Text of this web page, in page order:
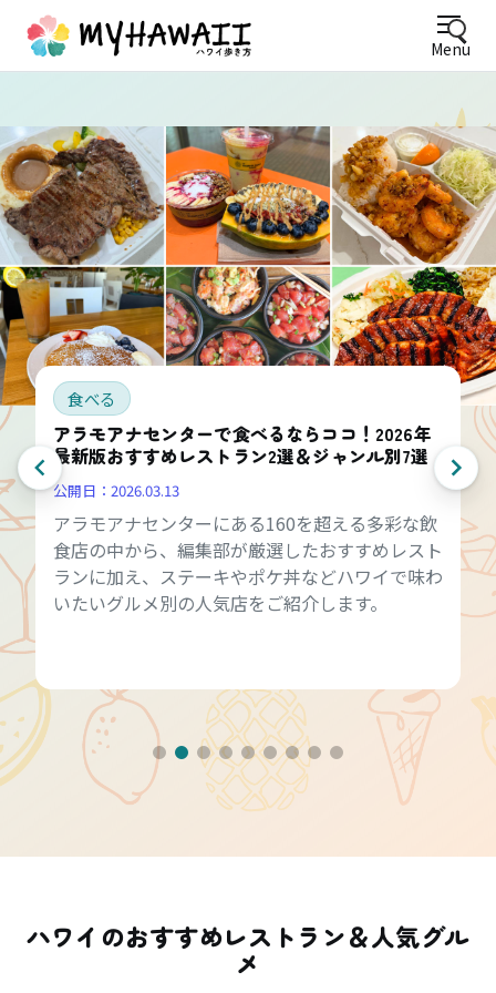
Menu
食べる
アラモアナセンターで食べるならココ！2026年
最新版おすすめレストラン2選＆ジャンル別7選
公開日： 2026.03.13
アラモアナセンターにある160を超える多彩な飲
食店の中から、編集部が厳選したおすすめレスト
ランに加え、ステーキやポケ丼などハワイで味わ
いたいグルメ別の人気店をご紹介します。
ハワイのおすすめレストラン＆人気グル
メ